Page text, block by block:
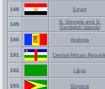
148. Egypt
149.
S. Georgia and S.
Sandwich Islands
150. Andorra
151. Central African
152. Libya
153. Guyana